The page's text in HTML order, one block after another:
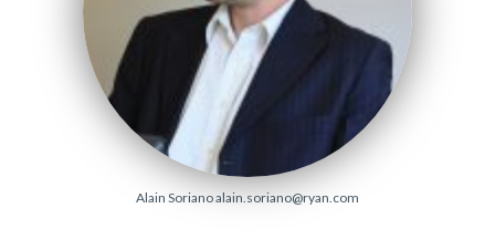
Alain Sorianoalain.soriano@ryan.com